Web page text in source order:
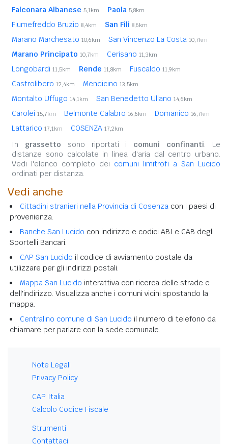
Falconara Albanese 5,1km Paola 5,8km
Fiumefreddo Bruzio 8,4km San Fili 8,6km
Marano Marchesato 10,6km San Vincenzo La Costa 10,7km
Marano Principato 10,7km Cerisano 11,3km
Longobardi 11,5km Rende 11,8km Fuscaldo 11,9km
Castrolibero 12,4km Mendicino 13,5km
Montalto Uffugo 14,1km San Benedetto Ullano 14,6km
Carolei 15,7km Belmonte Calabro 16,6km Domanico 16,7km
Lattarico 17,1km COSENZA 17,2km
In grassetto sono riportati i comuni confinanti. Le
distanze sono calcolate in linea d'aria dal centro urbano.
Vedi l'elenco completo dei comuni limitrofi a San Lucido
ordinati per distanza.
Vedi anche
Cittadini stranieri nella Provincia di Cosenza con i paesi di
provenienza.
Banche San Lucido con indirizzo e codici ABI e CAB degli
Sportelli Bancari.
CAP San Lucido il codice di avviamento postale da
utilizzare per gli indirizzi postali.
Mappa San Lucido interattiva con ricerca delle strade e
dell'indirizzo. Visualizza anche i comuni vicini spostando la
mappa.
Centralino comune di San Lucido il numero di telefono da
chiamare per parlare con la sede comunale.
Note Legali
Privacy Policy
CAP Italia
Calcolo Codice Fiscale
Strumenti
Contattaci